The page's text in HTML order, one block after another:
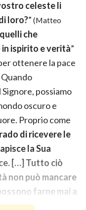
celeste li
loro?” (Matteo
che
in ispirito e verità”
ottenere la pace
possiamo
oscuro e
Proprio come
di ricevere le
la Sua
[…] Tutto ciò
non può mancare
farne mai a
cosa più grande.